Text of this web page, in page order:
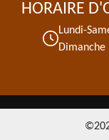
HORAIRE
Lundi-
Dimanche